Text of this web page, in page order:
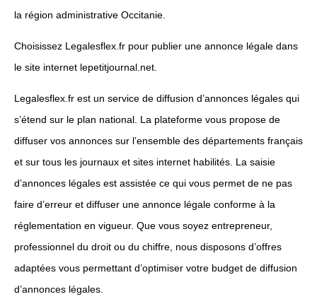
la région administrative Occitanie.
Choisissez Legalesflex.fr pour publier une annonce légale dans
le site internet lepetitjournal.net.
Legalesflex.fr est un service de diffusion d’annonces légales qui
s’étend sur le plan national. La plateforme vous propose de
diffuser vos annonces sur l’ensemble des départements français
et sur tous les journaux et sites internet habilités. La saisie
d’annonces légales est assistée ce qui vous permet de ne pas
faire d’erreur et diffuser une annonce légale conforme à la
réglementation en vigueur. Que vous soyez entrepreneur,
professionnel du droit ou du chiffre, nous disposons d’offres
adaptées vous permettant d’optimiser votre budget de diffusion
d’annonces légales.